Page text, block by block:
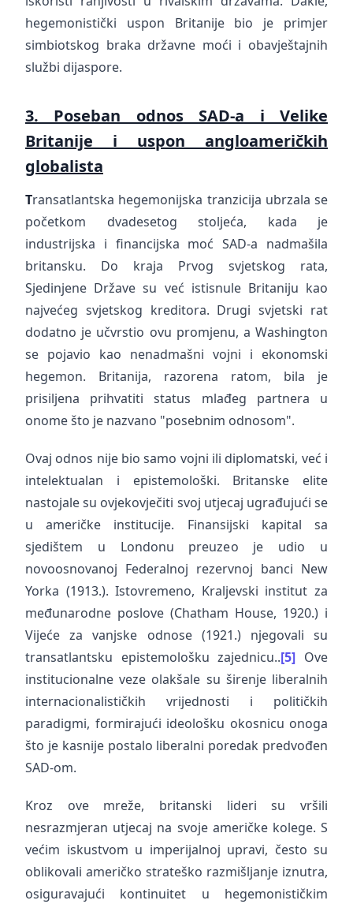
hegemonistički uspon Britanije bio je primjer
simbiotskog braka državne moći i obavještajnih
službi dijaspore.
3. Poseban odnos SAD-a i Velike
Britanije i uspon angloameričkih
globalista
Transatlantska hegemonijska tranzicija ubrzala se
početkom dvadesetog stoljeća, kada je
industrijska i financijska moć SAD-a nadmašila
britansku. Do kraja Prvog svjetskog rata,
Sjedinjene Države su već istisnule Britaniju kao
najvećeg svjetskog kreditora. Drugi svjetski rat
dodatno je učvrstio ovu promjenu, a Washington
se pojavio kao nenadmašni vojni i ekonomski
hegemon. Britanija, razorena ratom, bila je
prisiljena prihvatiti status mlađeg partnera u
onome što je nazvano "posebnim odnosom".
Ovaj odnos nije bio samo vojni ili diplomatski, već i
intelektualan i epistemološki. Britanske elite
nastojale su ovjekovječiti svoj utjecaj ugrađujući se
u američke institucije. Finansijski kapital sa
sjedištem u Londonu preuzeo je udio u
novoosnovanoj Federalnoj rezervnoj banci New
Yorka (1913.). Istovremeno, Kraljevski institut za
međunarodne poslove (Chatham House, 1920.) i
Vijeće za vanjske odnose (1921.) njegovali su
transatlantsku epistemološku zajednicu..[5] Ove
institucionalne veze olakšale su širenje liberalnih
internacionalističkih vrijednosti i političkih
paradigmi, formirajući ideološku okosnicu onoga
što je kasnije postalo liberalni poredak predvođen
SAD-om.
Kroz ove mreže, britanski lideri su vršili
nesrazmjeran utjecaj na svoje američke kolege. S
većim iskustvom u imperijalnoj upravi, često su
oblikovali američko strateško razmišljanje iznutra,
osiguravajući kontinuitet u hegemonističkim